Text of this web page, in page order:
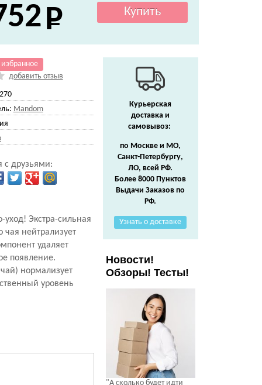
добавить отзыв
Mandom
с друзьями:
Экстра-сильная
чая нейтрализует
удаляет
появление.
нормализует
уровень
Курьерская
доставка и
самовывоз:
по Москве и МО,
Санкт-Петербургу,
ЛО, всей РФ.
Более 8000 Пунктов
Выдачи Заказов по
РФ.
Узнать о доставке
Новости!
Обзоры! Тесты!
"А сколько будет идти